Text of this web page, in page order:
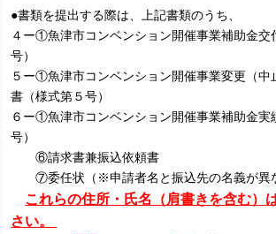
●書類を提出する際は、上記書類のうち、
４ー①魚津市コンベンション開催事業補助金交
号）
５ー①魚津市コンベンション開催事業変更（中
書（様式第５号）
６ー①魚津市コンベンション開催事業補助金実
号）
⑥請求書兼振込依頼書
⑦委任状（※申請者名と振込先の名義が異な
これらの住所・氏名（肩書きを含む）
さい。